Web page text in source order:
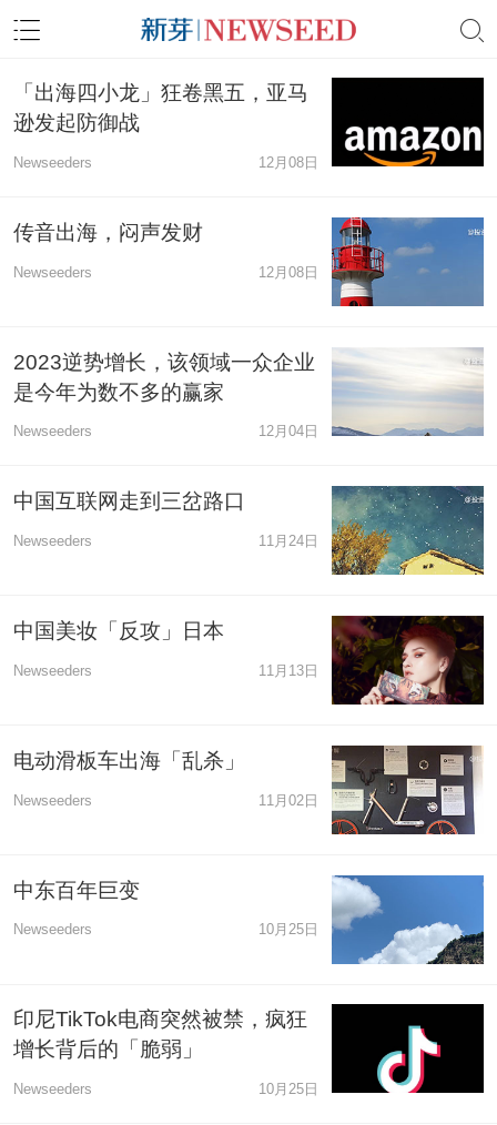
「出海四小龙」狂卷黑五，亚马
逊发起防御战
Newseeders 12月08日
传音出海，闷声发财
Newseeders 12月08日
2023逆势增长，该领域一众企业
是今年为数不多的赢家
Newseeders 12月04日
中国互联网走到三岔路口
Newseeders 11月24日
中国美妆「反攻」日本
Newseeders 11月13日
电动滑板车出海「乱杀」
Newseeders 11月02日
中东百年巨变
Newseeders 10月25日
印尼TikTok电商突然被禁，疯狂
增长背后的「脆弱」
Newseeders 10月25日